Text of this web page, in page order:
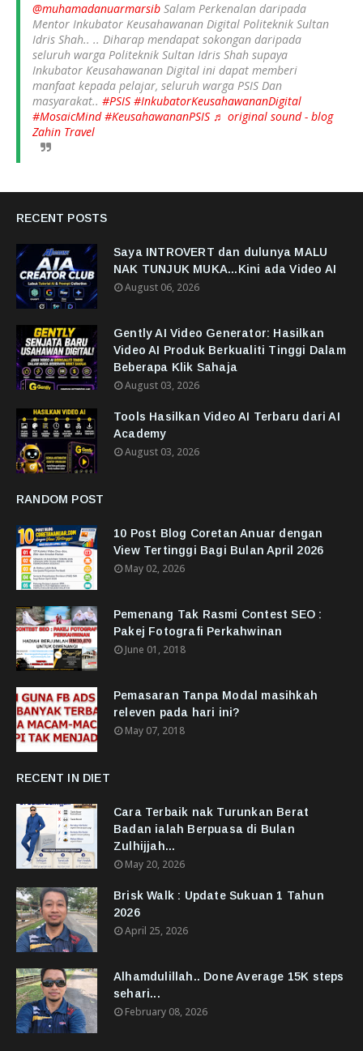
@muhamadanuarmarsib Salam Perkenalan daripada
Mentor Inkubator Keusahawanan Digital Politeknik Sultan
Idris Shah.. .. Diharap mendapat sokongan daripada
seluruh warga Politeknik Sultan Idris Shah supaya
Inkubator Keusahawanan Digital ini dapat memberi
manfaat kepada pelajar, seluruh warga PSIS Dan
masyarakat.. #PSIS #InkubatorKeusahawananDigital
#MosaicMind #KeusahawananPSIS ♬ original sound - blog
Zahin Travel
RECENT POSTS
Saya INTROVERT dan dulunya MALU
NAK TUNJUK MUKA...Kini ada Video AI
August 06, 2026
Gently AI Video Generator: Hasilkan
Video AI Produk Berkualiti Tinggi Dalam
Beberapa Klik Sahaja
August 03, 2026
Tools Hasilkan Video AI Terbaru dari AI
Academy
August 03, 2026
RANDOM POST
10 Post Blog Coretan Anuar dengan
View Tertinggi Bagi Bulan April 2026
May 02, 2026
Pemenang Tak Rasmi Contest SEO :
Pakej Fotografi Perkahwinan
June 01, 2018
Pemasaran Tanpa Modal masihkah
releven pada hari ini?
May 07, 2018
RECENT IN DIET
Cara Terbaik nak Turunkan Berat
Badan ialah Berpuasa di Bulan
Zulhijjah...
May 20, 2026
Brisk Walk : Update Sukuan 1 Tahun
2026
April 25, 2026
Alhamdulillah.. Done Average 15K steps
sehari...
February 08, 2026